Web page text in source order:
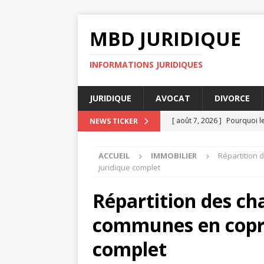
MBD JURIDIQUE
INFORMATIONS JURIDIQUES
JURIDIQUE AVOCAT DIVORCE
NEWS TICKER [ août 7, 2026 ] Pourquoi
[ août 7, 2026 ]
[ août 4, 2026 ] Délai
[ août 8, 2026 ]
Décret
ACCUEIL IMMOBILIER
Répartition
juridique complet
Répartition des
communes en
complet